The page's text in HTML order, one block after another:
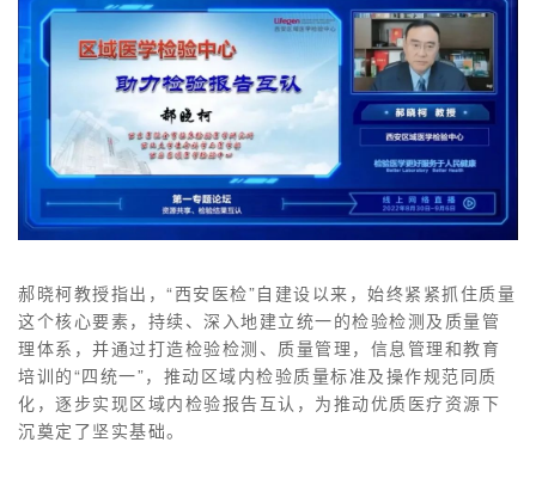
郝晓柯教授指出，“西安医检”自建设以来，始终紧紧抓住质量
这个核心要素，持续、深入地建立统一的检验检测及质量管
理体系，并通过打造检验检测、质量管理，信息管理和教育
培训的“四统一”，推动区域内检验质量标准及操作规范同质
化，逐步实现区域内检验报告互认，为推动优质医疗资源下
沉奠定了坚实基础。